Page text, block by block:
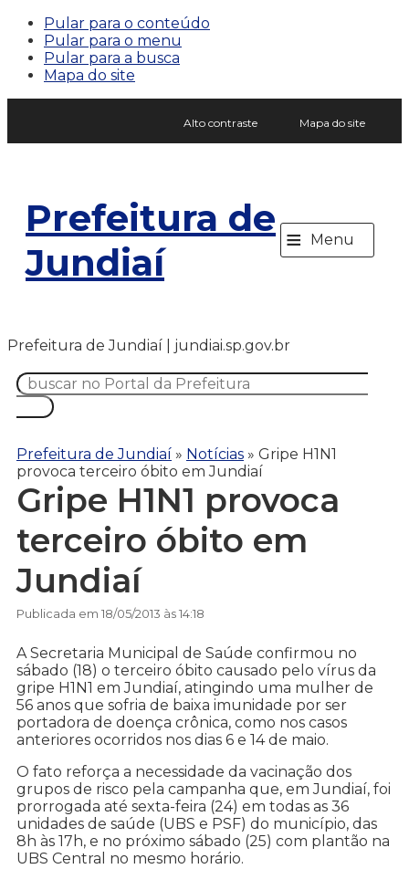
Pular para o conteúdo
Pular para o menu
Pular para a busca
Mapa do site
Alto contraste Mapa do site
Prefeitura de
Jundiaí
≡ Menu
Prefeitura de Jundiaí | jundiai.sp.gov.br
Prefeitura de Jundiaí » Notícias » Gripe H1N1
provoca terceiro óbito em Jundiaí
Gripe H1N1 provoca
terceiro óbito em
Jundiaí
Publicada em 18/05/2013 às 14:18
A Secretaria Municipal de Saúde confirmou no
sábado (18) o terceiro óbito causado pelo vírus da
gripe H1N1 em Jundiaí, atingindo uma mulher de
56 anos que sofria de baixa imunidade por ser
portadora de doença crônica, como nos casos
anteriores ocorridos nos dias 6 e 14 de maio.
O fato reforça a necessidade da vacinação dos
grupos de risco pela campanha que, em Jundiaí, foi
prorrogada até sexta-feira (24) em todas as 36
unidades de saúde (UBS e PSF) do município, das
8h às 17h, e no próximo sábado (25) com plantão na
UBS Central no mesmo horário.